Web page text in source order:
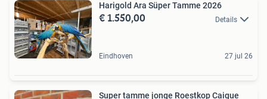
Harigold Ara Süper Tamme 2026
€ 1.550,00 Details
Eindhoven 27 jul 26
Super tamme jonge Roestkop Caique